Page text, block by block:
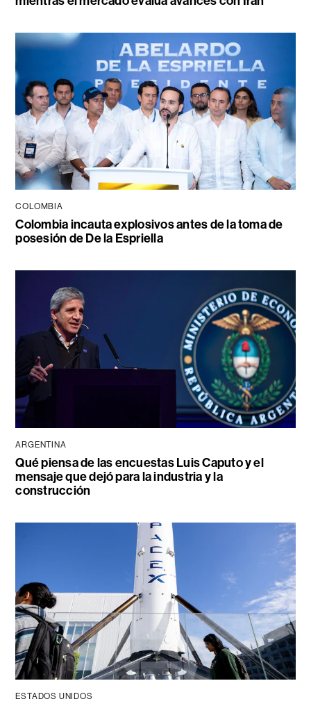
COLOMBIA
Colombia incauta explosivos antes de la toma de
posesión de De la Espriella
ARGENTINA
Qué piensa de las encuestas Luis Caputo y el
mensaje que dejó para la industria y la
construcción
ESTADOS UNIDOS